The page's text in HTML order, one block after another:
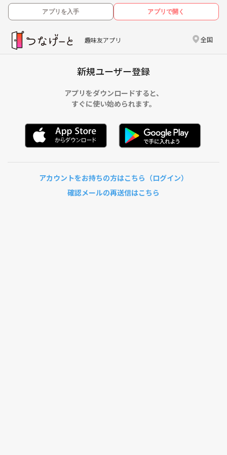
アプリを入手 アプリで開く
趣味友アプリ 全国
新規ユーザー登録
アプリをダウンロードすると、
すぐに使い始められます。
アカウントをお持ちの方はこちら（ログイン）
確認メールの再送信はこちら